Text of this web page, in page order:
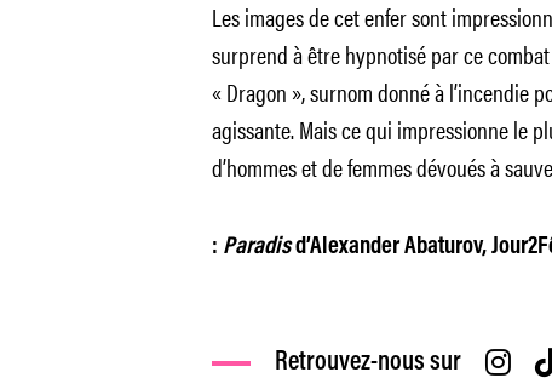
Les images de cet enfer sont
surprend à être hypnotisé par ce
« Dragon », surnom donné à l’incendie
agissante. Mais ce qui impressionne le
d’hommes et de femmes dévoués à
: Paradisd’Alexander Abaturov,
Retrouvez-nous sur